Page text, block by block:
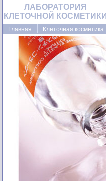
ЛАБОРАТОРИЯ
КЛЕТОЧНОЙ КОСМЕТИКИ
Главная Клеточная косметика